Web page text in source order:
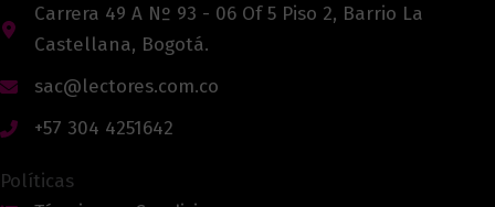
Carrera 49 A Nº 93 - 06 Of 5 Piso 2, Barrio La
Castellana, Bogotá.
sac@lectores.com.co
+57 304 4251642
Políticas